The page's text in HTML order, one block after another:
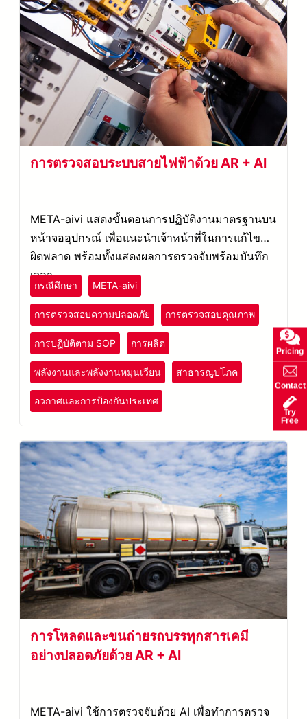
การตรวจสอบระบบสายไฟฟ้าด้วย AR + AI
META-aivi แสดงขั้นตอนการปฏิบัติงานมาตรฐานบน
หน้าจออุปกรณ์ เพื่อแนะนำเจ้าหน้าที่ในการแก้ไขข้อ
ผิดพลาด พร้อมทั้งแสดงผลการตรวจจับพร้อมบันทึก
เวลา
กรณีศึกษา META-aivi
การตรวจสอบความปลอดภัย การตรวจสอบคุณภาพ
การปฏิบัติตาม SOP การผลิต
พลังงานและพลังงานหมุนเวียน สาธารณูปโภค
อวกาศและการป้องกันประเทศ
การโหลดและขนถ่ายรถบรรทุกสารเคมี
อย่างปลอดภัยด้วย AR + AI
META-aivi ใช้การตรวจจับด้วย AI เพื่อทำการตรวจ
Pricing
Contact
Try
Free